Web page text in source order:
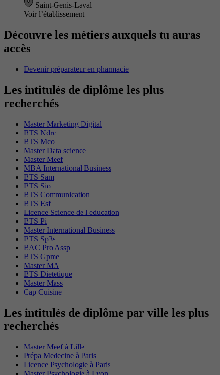
Saint-Genis-Laval
Voir l’établissement
Découvre les métiers auxquels tu auras
accès
Devenir préparateur en pharmacie
Les intitulés de diplôme les plus
recherchés
Master Marketing Digital
BTS Ndrc
BTS Mco
Master Data science
Master Meef
MBA International Business
BTS Sam
BTS Sio
BTS Communication
BTS Esf
Licence Science de l education
BTS Pi
Master International Business
BTS Sp3s
BAC Pro Assp
BTS Gpme
Master MA
BTS Dietetique
Master Mass
Cap Cuisine
Les intitulés de diplôme par ville les plus
recherchés
Master Meef à Lille
Prépa Medecine à Paris
Licence Psychologie à Paris
Master Psychologie à Lyon